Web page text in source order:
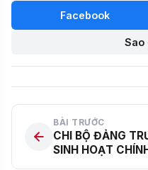
Facebook
Sao
BÀI TRƯỚC
CHI BỘ ĐẢNG
SINH HOẠT